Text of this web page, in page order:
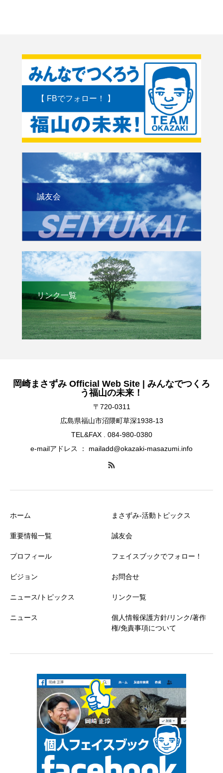
【 FBでフォロー！ 】
誠友会
リンク一覧
岡崎まさずみ Official Web Site | みんなでつくろ
う福山の未来！
〒720-0311
広島県福山市沼隈町草深1938-13
TEL&FAX . 084-980-0380
e-mailアドレス ： mailadd@okazaki-masazumi.info
ホーム
重要情報一覧
プロフィール
ビジョン
ニュース/トピックス
ニュース
まさずみ-活動トピックス
誠友会
フェイスブックでフォロー！
お問合せ
リンク一覧
個人情報保護方針/リンク/著作
権/免責事項について